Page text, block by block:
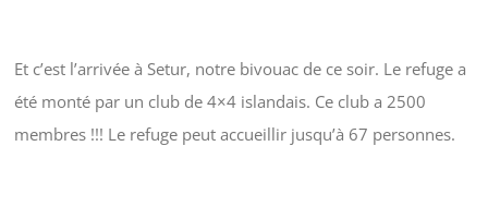
Et c’est l’arrivée à Setur, notre bivouac de ce soir. Le refuge a
été monté par un club de 4×4 islandais. Ce club a 2500
membres !!! Le refuge peut accueillir jusqu’à 67 personnes.